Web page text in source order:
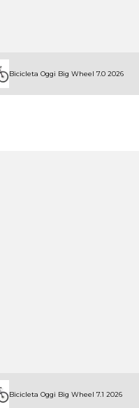
Bicicleta Oggi Big Wheel 7.0 2026
Bicicleta Oggi Big Wheel 7.1 2026